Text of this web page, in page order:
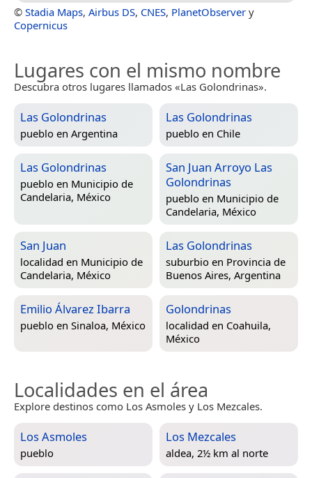
© Stadia Maps, Airbus DS, CNES, PlanetObserver y
Copernicus
Lugares con el mismo nombre
Descubra otros lugares llamados «Las Golondrinas».
Las Golondrinas
pueblo en Argentina
Las Golondrinas
pueblo en Chile
Las Golondrinas
pueblo en Municipio de
Candelaria, México
San Juan Arroyo Las
Golondrinas
pueblo en Municipio de
Candelaria, México
San Juan
localidad en Municipio de
Candelaria, México
Las Golondrinas
suburbio en Provincia de
Buenos Aires, Argentina
Emilio Álvarez Ibarra
pueblo en Sinaloa, México
Golondrinas
localidad en Coahuila,
México
Localidades en el área
Explore destinos como Los Asmoles y Los Mezcales.
Los Asmoles
pueblo
Los Mezcales
aldea, 2½ km al norte